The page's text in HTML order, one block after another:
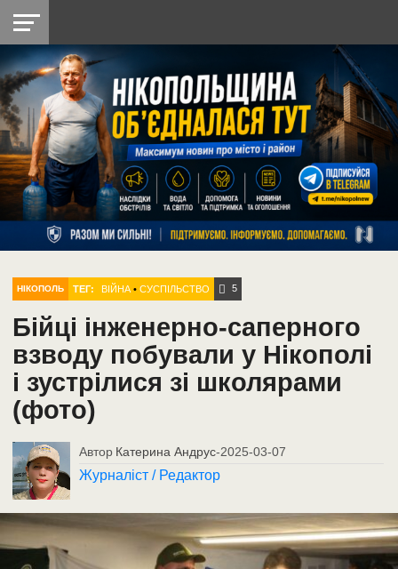
НІКОПОЛЬ
РАЙОН
СІЧЕСЛАВСЬКА
УКРАЇНА
РЕТРО
НІКОПОЛЬ
ЛАЙТ
УКРАЇНА
ДОПОМОГА
РАДІО
НІКОПОЛЬ ТЕГ: ВІЙНА •СУСПІЛЬСТВО 5
Бійці інженерно-саперного
взводу побували у Нікополі
і зустрілися зі школярами
(фото)
Автор Катерина Андрус-2025-03-07
Журналіст / Редактор